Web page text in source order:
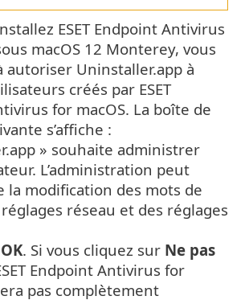
ESET Endpoint Antivirus
macOS 12 Monterey, vous
autoriser Uninstaller.app à
créés par ESET
for macOS. La boîte de
s’affiche :
» souhaite administrer
L’administration peut
la modification des mots de
réseau et des réglages
OK. Si vous cliquez sur Ne pas
Endpoint Antivirus for
pas complètement